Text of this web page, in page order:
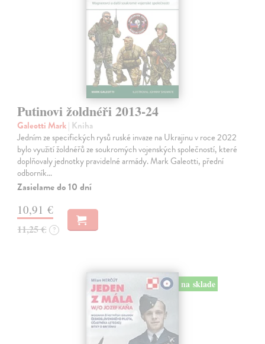
Putinovi žoldnéři 2013-24
Galeotti Mark| Kniha
Jedním ze specifických rysů ruské invaze na Ukrajinu v roce 2022
bylo využití žoldnéřů ze soukromých vojenských společností, které
doplňovaly jednotky pravidelné armády. Mark Galeotti, přední
odborník…
Zasielame do 10 dní
10,91 €
11,25 € ?
na sklade